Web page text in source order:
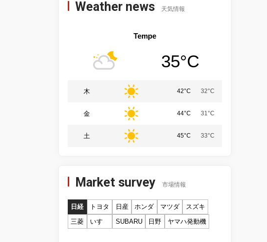
Weather news 天気情報
Tempe
35°C
木 42°C 32°C
金 44°C 31°C
土 45°C 33°C
Market survey 市場情報
日経 トヨタ 日産 ホンダ マツダ
スズキ
三菱
いすゞ SUBARU 日野 ヤマハ発動機